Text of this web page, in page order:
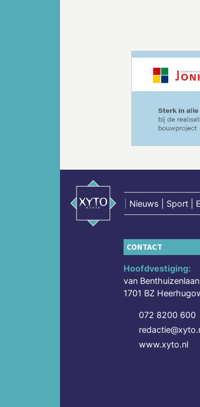
Nieuws | Sport |
CONTACT
Hoofdvestiging:
van Benthuizenlaan
1701 BZ
072 8200 600
www.xyto.nl